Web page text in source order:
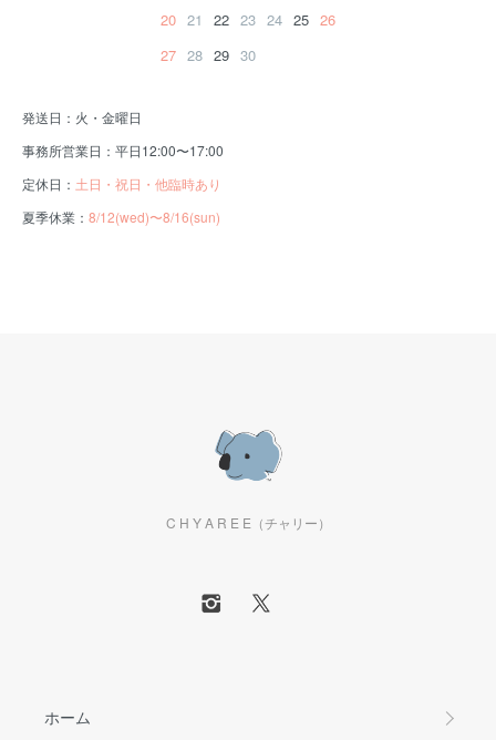
20 21 22 23 24 25 26
27 28 29 30
発送日：火・金曜日
事務所営業日：平日12:00〜17:00
定休日： 土日・祝日・他臨時あり
夏季休業： 8/12(wed)〜8/16(sun)
C H Y A R E E（チャリー）
ホーム